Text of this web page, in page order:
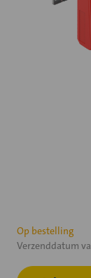
Huidige
voorraad:
Op bestelling
Verzenddatum